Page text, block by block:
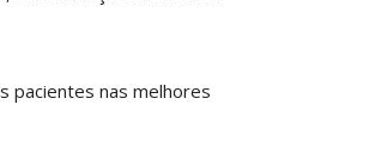
pacientes nas melhores